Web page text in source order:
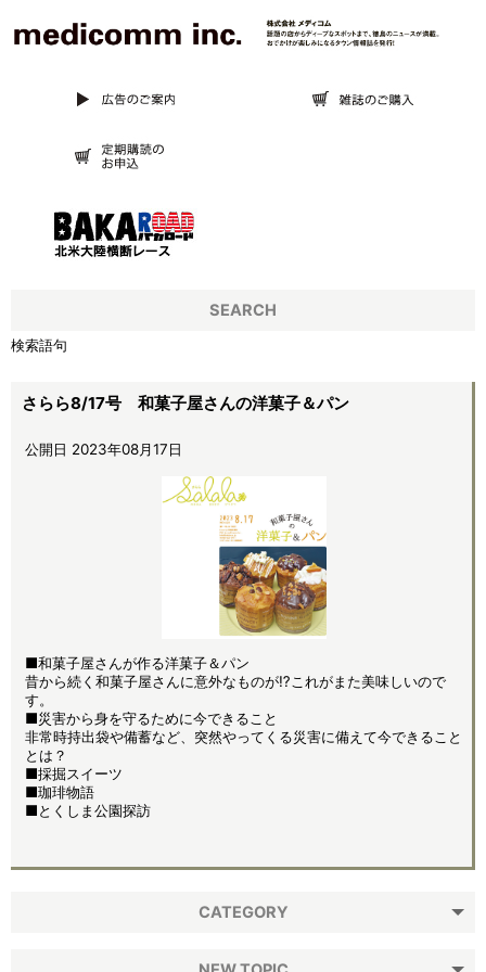
さらら8/17号 和菓子屋さんの洋菓子＆パン
公開日 2023年08月17日
■和菓子屋さんが作る洋菓子＆パン
昔から続く和菓子屋さんに意外なものが⁉これがまた美味しいので
す。
■災害から身を守るために今できること
非常時持出袋や備蓄など、突然やってくる災害に備えて今できること
とは？
■採掘スイーツ
■珈琲物語
■とくしま公園探訪
CATEGORY
SEARCH
検索語句